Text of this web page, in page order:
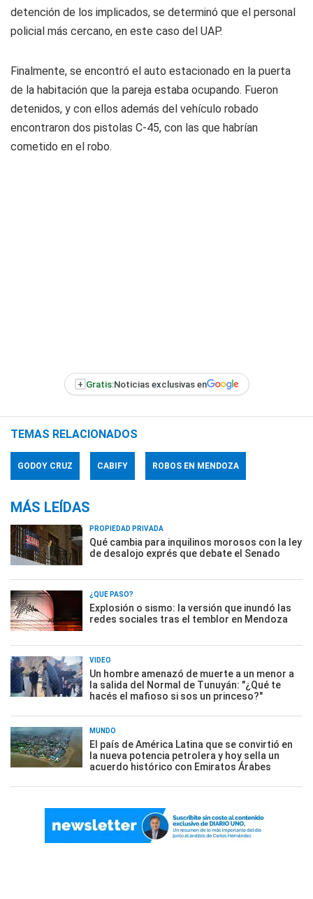
detención de los implicados, se determinó que el personal
policial más cercano, en este caso del UAP.
Finalmente, se encontró el auto estacionado en la puerta
de la habitación que la pareja estaba ocupando. Fueron
detenidos, y con ellos además del vehículo robado
encontraron dos pistolas C-45, con las que habrían
cometido en el robo.
+ Gratis:Noticias exclusivas en
TEMAS RELACIONADOS
GODOY CRUZ CABIFY ROBOS EN MENDOZA
MÁS LEÍDAS
PROPIEDAD PRIVADA
Qué cambia para inquilinos morosos con la ley
de desalojo exprés que debate el Senado
¿QUÉ PASÓ?
Explosión o sismo: la versión que inundó las
redes sociales tras el temblor en Mendoza
VIDEO
Un hombre amenazó de muerte a un menor a
la salida del Normal de Tunuyán: "¿Qué te
hacés el mafioso si sos un princeso?"
MUNDO
El país de América Latina que se convirtió en
la nueva potencia petrolera y hoy sella un
acuerdo histórico con Emiratos Árabes